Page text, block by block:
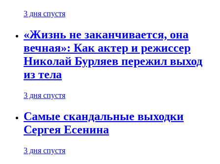
3 дня спустя
«Жизнь не заканчивается, она
вечная»: Как актер и режиссер
Николай Бурляев пережил выход
из тела
3 дня спустя
Самые скандальные выходки
Сергея Есенина
3 дня спустя